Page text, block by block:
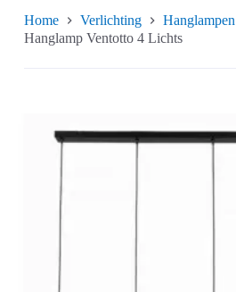
Home Verlichting
Hanglampen
Hanglamp Ventotto 4 Lichts